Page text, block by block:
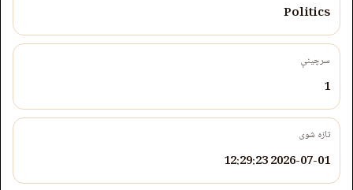
Politics
سرچینې
1
تازه شوی
2026-07-01 12:29:23